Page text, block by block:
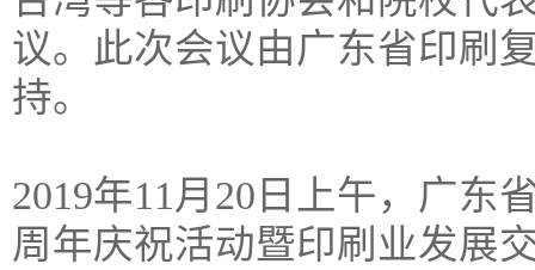
议。此次会议由广东省印刷
持。
2019年11月20日上午，广东
周年庆祝活动暨印刷业发展